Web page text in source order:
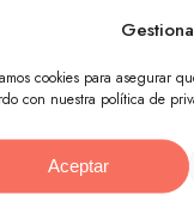
cookies para asegurar
con nuestra política de
Aceptar
debido a
se arrugue.
de los capilares:
nuestra piel